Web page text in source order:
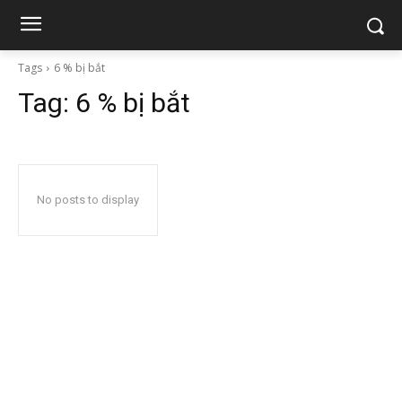
Tags 6 % bị bắt
Tag: 6 % bị bắt
No posts to display